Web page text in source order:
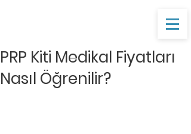
PRP Kiti Medikal Fiyatları
Nasıl Öğrenilir?